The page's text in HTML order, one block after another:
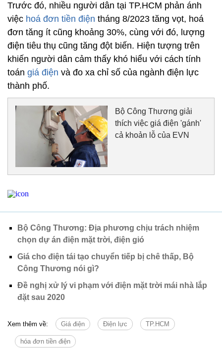
Trước đó, nhiều người dân tại TP.HCM phản ánh
việc hoá đơn tiền điện tháng 8/2023 tăng vọt, hoá
đơn tăng ít cũng khoảng 30%, cùng với đó, lượng
điện tiêu thụ cũng tăng đột biến. Hiện tượng trên
khiến người dân cảm thấy khó hiểu với cách tính
toán giá điện và đo xa chỉ số của ngành điện lực
thành phố.
Bộ Công Thương giải
thích việc giá điện 'gánh'
cả khoản lỗ của EVN
Bộ Công Thương: Địa phương chịu trách nhiệm
chọn dự án điện mặt trời, điện gió
Giá cho điện tái tạo chuyển tiếp bị chê thấp, Bộ
Công Thương nói gì?
Đề nghị xử lý vi phạm với điện mặt trời mái nhà lắp
đặt sau 2020
Xem thêm về: Giá điện Điện lực TP.HCM
hóa đơn tiền điện